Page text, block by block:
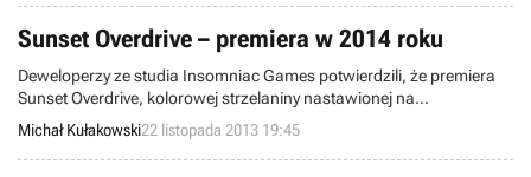
Sunset Overdrive – premiera w 2014 roku
Deweloperzy ze studia Insomniac Games potwierdzili, że premiera
Sunset Overdrive, kolorowej strzelaniny nastawionej na
kooperacyjne rozgrywki wieloosobowe, będzie miała miejsce w
przyszłym roku. Tytuł dostępny będzie jedynie na konsoli Xbox One.
Michał Kułakowski22 listopada 2013 19:45